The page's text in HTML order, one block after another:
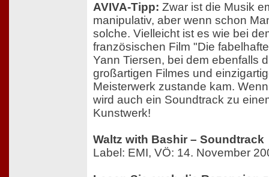
AVIVA-Tipp: Zwar ist die Musik
manipulativ, aber wenn schon
solche. Vielleicht ist es wie bei
französischen Film "Die
Yann Tiersen, bei dem ebenfalls
großartigen Filmes und
Meisterwerk zustande kam.
wird auch ein Soundtrack zu
Kunstwerk!
Waltz with Bashir – Soundtrack
Label: EMI, VÖ: 14. November